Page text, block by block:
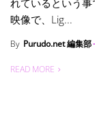
れているという
映像で、Lig...
By Purudo.net 編集部
READ MORE